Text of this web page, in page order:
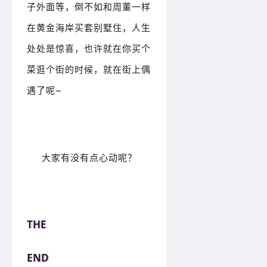
子外面等，倒不如和周董一样
在黄金海岸买套别墅住，人生
处处是惊喜，也许就在你买个
菜逛个街的时候，就在街上偶
遇了呢~
大家有没有点心动呢？
THE
END